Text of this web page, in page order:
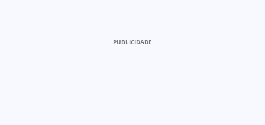
PUBLICIDADE